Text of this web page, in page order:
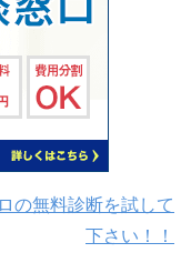
の無料診断を試して
下さい！！